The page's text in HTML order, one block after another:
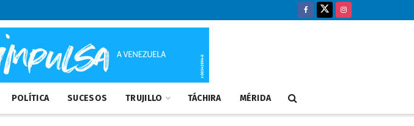
POLÍTICA SUCESOS TRUJILLO TÁCHIRA MÉRIDA